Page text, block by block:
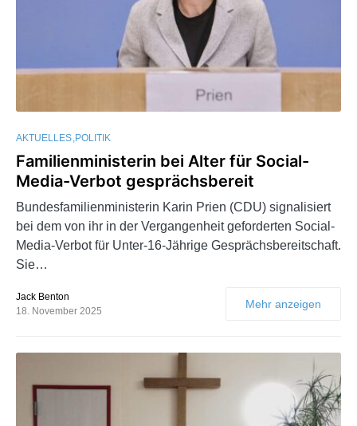
AKTUELLES POLITIK
Familienministerin bei Alter für Social-
Media-Verbot gesprächsbereit
Bundesfamilienministerin Karin Prien (CDU) signalisiert
bei dem von ihr in der Vergangenheit geforderten Social-
Media-Verbot für Unter-16-Jährige Gesprächsbereitschaft.
Sie…
Jack Benton
18. November 2025
Mehr anzeigen